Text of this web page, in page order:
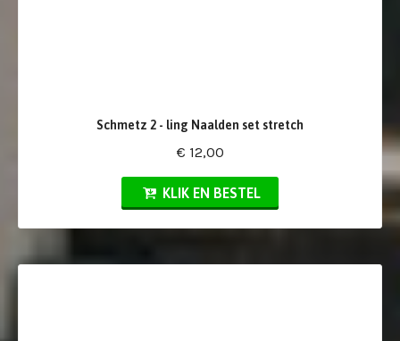
Schmetz 2 - ling Naalden set stretch
€ 12,00
KLIK EN BESTEL